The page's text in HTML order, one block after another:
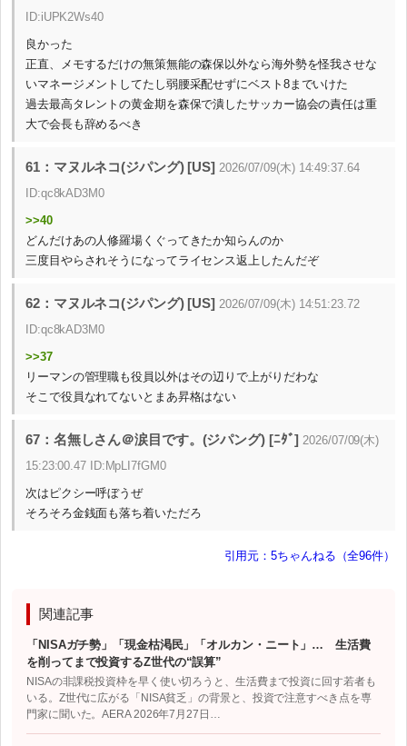
ID:iUPK2Ws40
良かった
正直、メモするだけの無策無能の森保以外なら海外勢を怪我させな
いマネージメントしてたし弱腰采配せずにベスト8までいけた
過去最高タレントの黄金期を森保で潰したサッカー協会の責任は重
大で会長も辞めるべき
61：マヌルネコ(ジパング) [US] 2026/07/09(木) 14:49:37.64
ID:qc8kAD3M0
>>40
どんだけあの人修羅場くぐってきたか知らんのか
三度目やらされそうになってライセンス返上したんだぞ
62：マヌルネコ(ジパング) [US] 2026/07/09(木) 14:51:23.72
ID:qc8kAD3M0
>>37
リーマンの管理職も役員以外はその辺りで上がりだわな
そこで役員なれてないとまあ昇格はない
67：名無しさん＠涙目です。(ジパング) [ﾆﾀﾞ] 2026/07/09(木)
15:23:00.47 ID:MpLI7fGM0
次はピクシー呼ぼうぜ
そろそろ金銭面も落ち着いただろ
引用元：5ちゃんねる（全96件）
関連記事
「NISAガチ勢」「現金枯渇民」「オルカン・ニート」… 生活費
を削ってまで投資するZ世代の“誤算”
NISAの非課税投資枠を早く使い切ろうと、生活費まで投資に回す若者も
いる。Z世代に広がる「NISA貧乏」の背景と、投資で注意すべき点を専
門家に聞いた。AERA 2026年7月27日…